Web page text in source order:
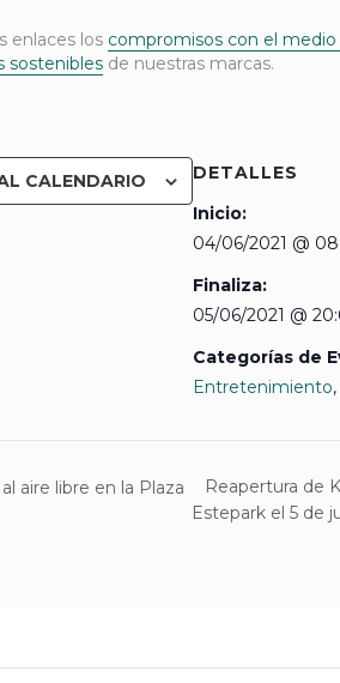
enlaces los compromisos con el
sostenibles de nuestras marcas.
CALENDARIO
DETALLES
Inicio:
04/06/2021 @
Finaliza:
05/06/2021 @
Categorías de
Entretenimiento,
aire libre en la Plaza
Reapertura de
Estepark el 5 de